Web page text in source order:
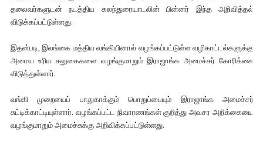
தலைவர்களுடன் நடத்திய கலந்துரையாடலின் பின்னர் இந்த அறிவித்தல்
விடுக்கப்பட்டுள்ளது.
இதன்படி, இலங்கை மத்திய வங்கியினால் வழங்கப்பட்டுள்ள வழிகாட்டல்களுக்கு
அமைய உரிய சலுகைகளை வழங்குமாறும் இராஜாங்க அமைச்சர் கோரிக்கை
விடுத்துள்ளார்.
வங்கி முறையைப் பாதுகாக்கும் பொறுப்பையும் இராஜாங்க அமைச்சர்
சுட்டிக்காட்டியுள்ளார். வழங்கப்பட்ட நிவாரணங்கள் குறித்து அவசர அறிக்கையை
வழங்குமாறும் அமைச்சுக்கு அறிவிக்கப்பட்டுள்ளது.